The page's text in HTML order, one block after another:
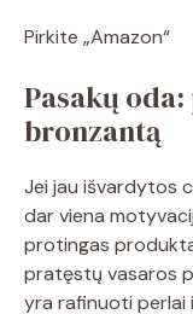
Pirkite „Amazon“
Pasakų
bronzantą
Jei jau išvardytos
dar viena
protingas
pratęstų vasaros
yra rafinuoti perlai